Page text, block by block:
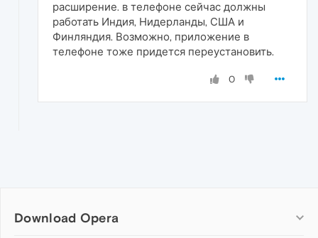
расширение. в телефоне сейчас должны
работать Индия, Нидерланды, США и
Финляндия. Возможно, приложение в
телефоне тоже придется переустановить.
0
Download Opera